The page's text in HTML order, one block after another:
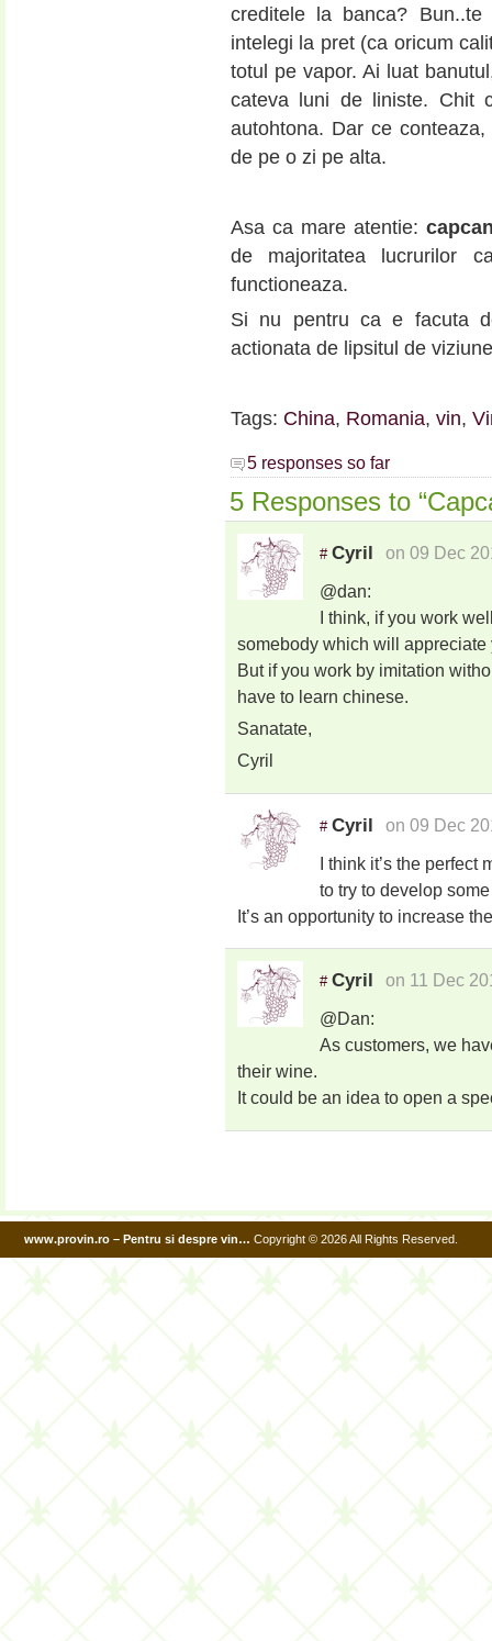
creditele la banca?
intelegi la pret (ca oricum
totul pe vapor. Ai luat
cateva luni de liniste. Chit
autohtona. Dar ce
de pe o zi pe alta.
Asa ca mare atentie:
de majoritatea lucrurilor
functioneaza.
Si nu pentru ca e facuta
actionata de lipsitul de
Tags: China, Romania, vin,
5 responses so far
5 Responses to
# Cyril on 09 Dec
@dan:
I think, if you work
somebody which will appreciate
But if you work by imitation
have to learn chinese.
Sanatate,
Cyril
# Cyril on 09 Dec
I think it’s the
to try to develop
It’s an opportunity to increase
# Cyril on 11 Dec
@Dan:
As customers, we
their wine.
It could be an idea to open a
www.provin.ro – Pentru si despre vin… Copyright © 2026 All Rights Reserved.